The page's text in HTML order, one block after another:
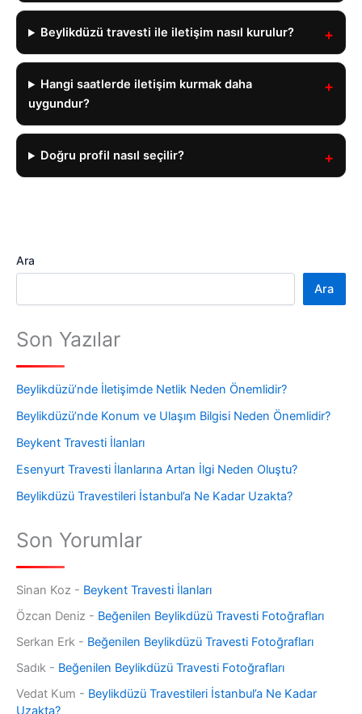
Beylikdüzü travesti ile iletişim nasıl kurulur?
Hangi saatlerde iletişim kurmak daha
uygundur?
Doğru profil nasıl seçilir?
Ara
Ara
Son Yazılar
Beylikdüzü’nde İletişimde Netlik Neden Önemlidir?
Beylikdüzü’nde Konum ve Ulaşım Bilgisi Neden Önemlidir?
Beykent Travesti İlanları
Esenyurt Travesti İlanlarına Artan İlgi Neden Oluştu?
Beylikdüzü Travestileri İstanbul’a Ne Kadar Uzakta?
Son Yorumlar
Sinan Koz - Beykent Travesti İlanları
Özcan Deniz - Beğenilen Beylikdüzü Travesti Fotoğrafları
Serkan Erk - Beğenilen Beylikdüzü Travesti Fotoğrafları
Sadık - Beğenilen Beylikdüzü Travesti Fotoğrafları
Vedat Kum - Beylikdüzü Travestileri İstanbul’a Ne Kadar
Uzakta?